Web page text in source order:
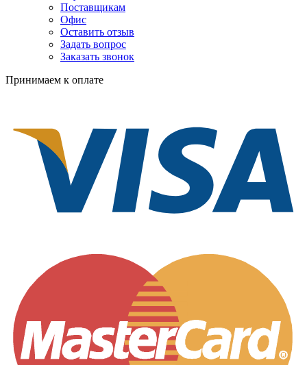
Поставщикам
Офис
Оставить отзыв
Задать вопрос
Заказать звонок
Принимаем к оплате